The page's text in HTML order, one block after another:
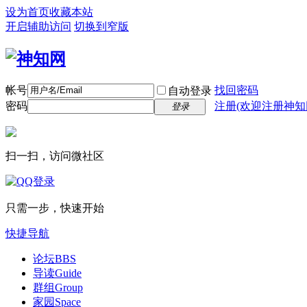
设为首页收藏本站
开启辅助访问 切换到窄版
帐号 自动登录 找回密码
密码
登录 注册(欢迎注册神
扫一扫，访问微社区
只需一步，快速开始
快捷导航
论坛BBS
导读Guide
群组Group
家园 Space